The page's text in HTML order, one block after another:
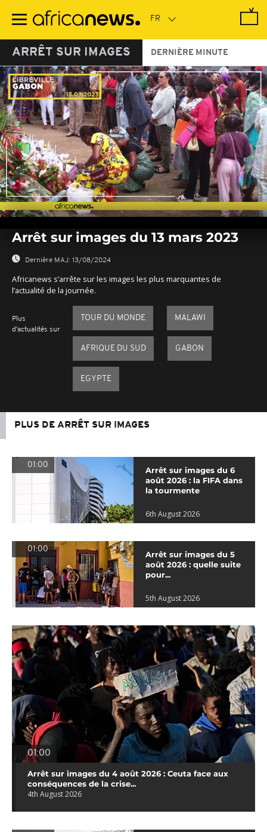
contenu
ARRÊT SUR IMAGES DERNIÈRE MINUTE
seconds
seconds
Arrêt sur images du 13 mars 2023
Dernière MAJ: 13/08/2024
Africanews s’arrête sur les images les plus marquantes de
l’actualité de la journée.
Plus
d'actualités sur
TOUR DU MONDE MALAWI
AFRIQUE DU SUD GABON
EGYPTE
PLUS DE ARRÊT SUR IMAGES
01:00
Arrêt sur images du 6
août 2026 : la FIFA dans
la tourmente
6th August 2026
01:00
Arrêt sur images du 5
août 2026 : quelle suite
pour...
5th August 2026
01:00
Arrêt sur images du 4 août 2026 : Ceuta face aux
conséquences de la crise...
4th August 2026